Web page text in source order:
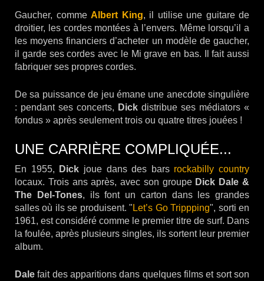
Gaucher, comme Albert King, il utilise une guitare de
droitier, les cordes montées à l’envers. Même lorsqu’il a
les moyens financiers d’acheter un modèle de gaucher,
il garde ses cordes avec le Mi grave en bas. Il fait aussi
fabriquer ses propres cordes.
De sa puissance de jeu émane une anecdote singulière
: pendant ses concerts, Dick distribue ses médiators «
fondus » après seulement trois ou quatre titres jouées !
UNE CARRIÈRE COMPLIQUÉE...
En 1955, Dick joue dans des bars rockabilly country
locaux. Trois ans après, avec son groupe Dick Dale &
The Del-Tones, ils font un carton dans les grandes
salles où ils se produisent. " Let’s Go Trippping", sorti en
1961, est considéré comme le premier titre de surf. Dans
la foulée, après plusieurs singles, ils sortent leur premier
album.
Dale fait des apparitions dans quelques films et sort son